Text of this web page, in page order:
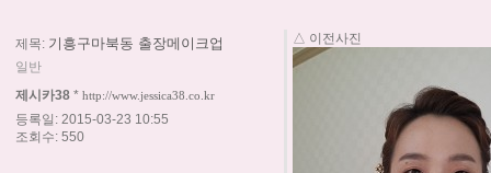
제목: 기흥구마북동 출장메이크업
일반
제시카38 * http://www.jessica38.co.kr
등록일: 2015-03-23 10:55
조회수: 550
△ 이전사진